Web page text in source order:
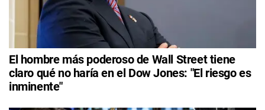
El hombre más poderoso de Wall Street tiene
claro qué no haría en el Dow Jones: "El riesgo es
inminente"